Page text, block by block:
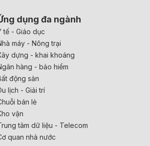
dụng đa ngành
tế - Giáo dục
máy - Nông trại
dựng - khai khoáng
hàng - bảo hiểm
động sản
lịch - Giải trí
bán lẻ
vận
tâm dữ liệu - Telecom
quan nhà nước